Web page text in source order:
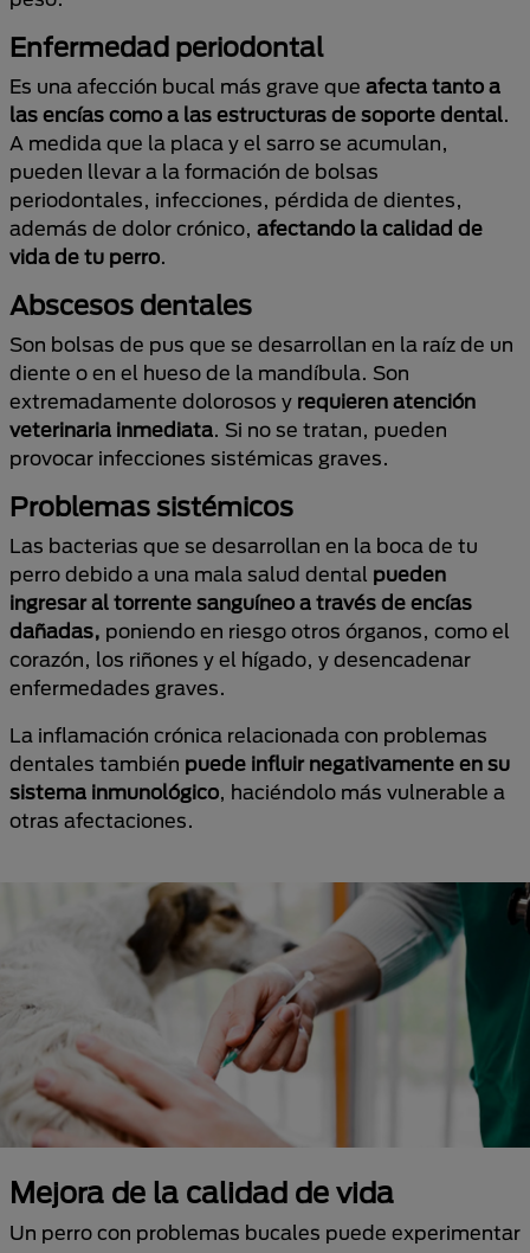
Enfermedad periodontal
Es una afección bucal más grave que afecta tanto a
las encías como a las estructuras de soporte dental.
A medida que la placa y el sarro se acumulan,
pueden llevar a la formación de bolsas
periodontales, infecciones, pérdida de dientes,
además de dolor crónico, afectando la calidad de
vida de tu perro.
Abscesos dentales
Son bolsas de pus que se desarrollan en la raíz de un
diente o en el hueso de la mandíbula. Son
extremadamente dolorosos y requieren atención
veterinaria inmediata. Si no se tratan, pueden
provocar infecciones sistémicas graves.
Problemas sistémicos
Las bacterias que se desarrollan en la boca de tu
perro debido a una mala salud dental pueden
ingresar al torrente sanguíneo a través de encías
dañadas, poniendo en riesgo otros órganos, como el
corazón, los riñones y el hígado, y desencadenar
enfermedades graves.
La inflamación crónica relacionada con problemas
dentales también puede influir negativamente en su
sistema inmunológico, haciéndolo más vulnerable a
otras afectaciones.
Mejora de la calidad de vida
Un perro con problemas bucales puede experimentar